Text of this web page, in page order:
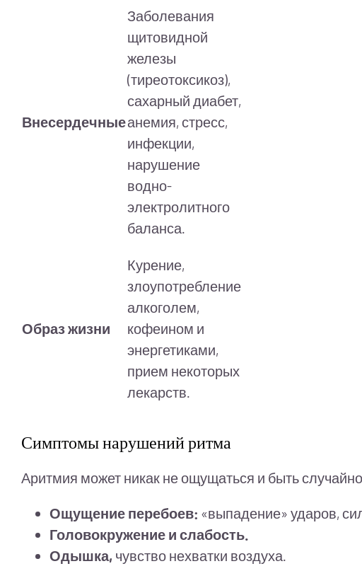
Внесердечные
Заболевания
щитовидной
железы
(тиреотоксикоз),
сахарный диабет,
анемия, стресс,
инфекции,
нарушение
водно-
электролитного
баланса.
Образ жизни
Курение,
злоупотребление
алкоголем,
кофеином и
энергетиками,
прием некоторых
лекарств.
Симптомы нарушений ритма
Аритмия может никак не ощущаться и быть
Ощущение перебоев: «выпадение» ударов,
Головокружение и слабость.
Одышка, чувство нехватки воздуха.